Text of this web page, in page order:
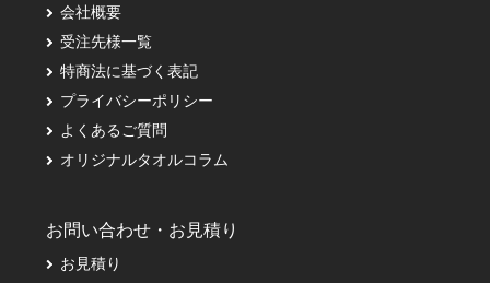
会社概要
受注先様一覧
特商法に基づく表記
プライバシーポリシー
よくあるご質問
オリジナルタオルコラム
お問い合わせ・お見積り
お見積り